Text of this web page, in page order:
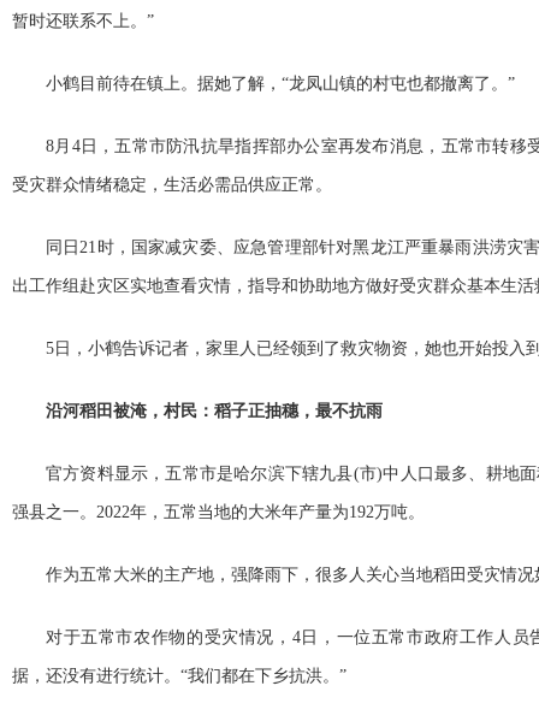
暂时还联系不上。”
小鹤目前待在镇上。据她了解，“龙凤山镇的村屯也都撤离了。”
8月4日，五常市防汛抗旱指挥部办公室再发布消息，五常市转移
受灾群众情绪稳定，生活必需品供应正常。
同日21时，国家减灾委、应急管理部针对黑龙江严重暴雨洪涝灾
出工作组赴灾区实地查看灾情，指导和协助地方做好受灾群众基本生
5日，小鹤告诉记者，家里人已经领到了救灾物资，她也开始投入
沿河稻田被淹，村民：稻子正抽穗，最不抗雨
官方资料显示，五常市是哈尔滨下辖九县(市)中人口最多、耕地
强县之一。2022年，五常当地的大米年产量为192万吨。
作为五常大米的主产地，强降雨下，很多人关心当地稻田受灾情况
对于五常市农作物的受灾情况，4日，一位五常市政府工作人员
据，还没有进行统计。“我们都在下乡抗洪。”